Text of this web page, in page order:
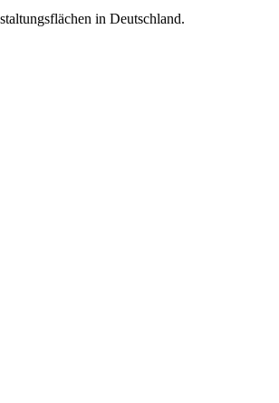
in Deutschland.